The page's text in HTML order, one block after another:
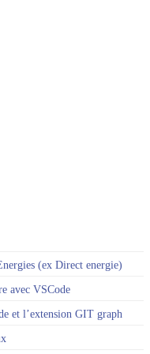
(ex Direct energie)
avec VSCode
et l’extension GIT graph